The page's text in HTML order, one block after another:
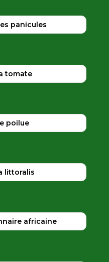
panicules
tomate
poilue
littoralis
africaine